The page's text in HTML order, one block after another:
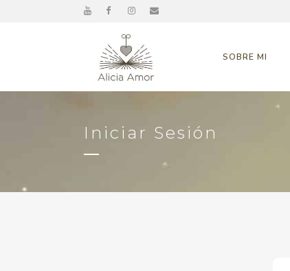
SOBRE MI
Iniciar Sesión